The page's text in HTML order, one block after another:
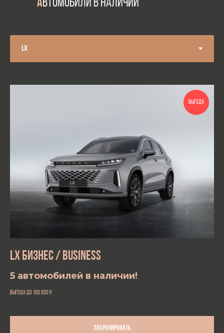
АВТОМОБИЛИ В НАЛИЧИИ
ВЫГОДА
LX БИЗНЕС / BUSINESS
5 автомобилей в наличии!
выгода до 100 000 р.
Забронировать